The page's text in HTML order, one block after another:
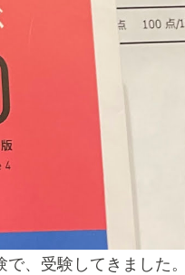
、受験してきました。